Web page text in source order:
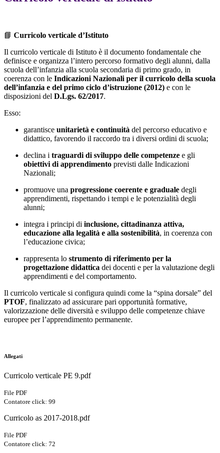
📘 Curricolo verticale d’Istituto
Il curricolo verticale di Istituto è il documento fondamentale che
definisce e organizza l’intero percorso formativo degli alunni, dalla
scuola dell’infanzia alla scuola secondaria di primo grado, in
coerenza con le Indicazioni Nazionali per il curricolo della scuola
dell’infanzia e del primo ciclo d’istruzione (2012) e con le
disposizioni del D.Lgs. 62/2017.
Esso:
garantisce unitarietà e continuità del percorso educativo e
didattico, favorendo il raccordo tra i diversi ordini di scuola;
declina i traguardi di sviluppo delle competenze e gli
obiettivi di apprendimento previsti dalle Indicazioni
Nazionali;
promuove una progressione coerente e graduale degli
apprendimenti, rispettando i tempi e le potenzialità degli
alunni;
integra i principi di inclusione, cittadinanza attiva,
educazione alla legalità e alla sostenibilità, in coerenza con
l’educazione civica;
rappresenta lo strumento di riferimento per la
progettazione didattica dei docenti e per la valutazione degli
apprendimenti e del comportamento.
Il curricolo verticale si configura quindi come la “spina dorsale” del
PTOF, finalizzato ad assicurare pari opportunità formative,
valorizzazione delle diversità e sviluppo delle competenze chiave
europee per l’apprendimento permanente.
Allegati
Curricolo verticale PE 9.pdf
File PDF
Contatore click: 99
Curricolo as 2017-2018.pdf
File PDF
Contatore click: 72